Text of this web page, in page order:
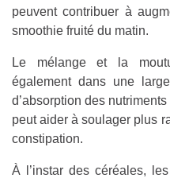
peuvent contribuer à
smoothie fruité du matin.
Le mélange et la
également dans une
d’absorption des
peut aider à soulager plus
constipation.
À l’instar des céréales,